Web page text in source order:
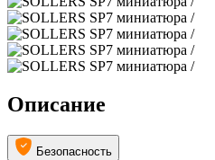
Описание
Безопасность